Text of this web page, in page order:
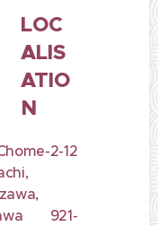
LOC
ALIS
ATIO
N
2-12
921-